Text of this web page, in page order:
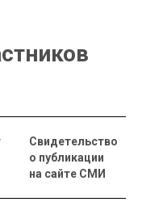
Свидетельство
о публикации
на сайте СМИ